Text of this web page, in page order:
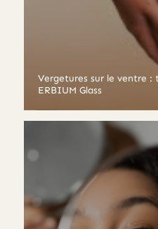
Vergetures sur le ventre
ERBIUM Glass